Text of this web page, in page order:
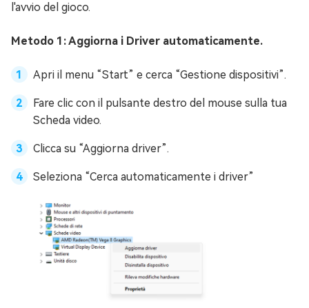
l'avvio del gioco.
Metodo 1: Aggiorna i Driver automaticamente.
Apri il menu “Start” e cerca “Gestione dispositivi”.
Fare clic con il pulsante destro del mouse sulla tua
Scheda video.
Clicca su “Aggiorna driver”.
Seleziona “Cerca automaticamente i driver”